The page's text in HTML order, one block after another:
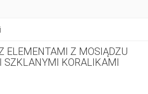
ELEMENTAMI Z MOSIĄDZU
SZKLANYMI KORALIKAMI